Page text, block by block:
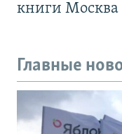
книги Москва
Главные